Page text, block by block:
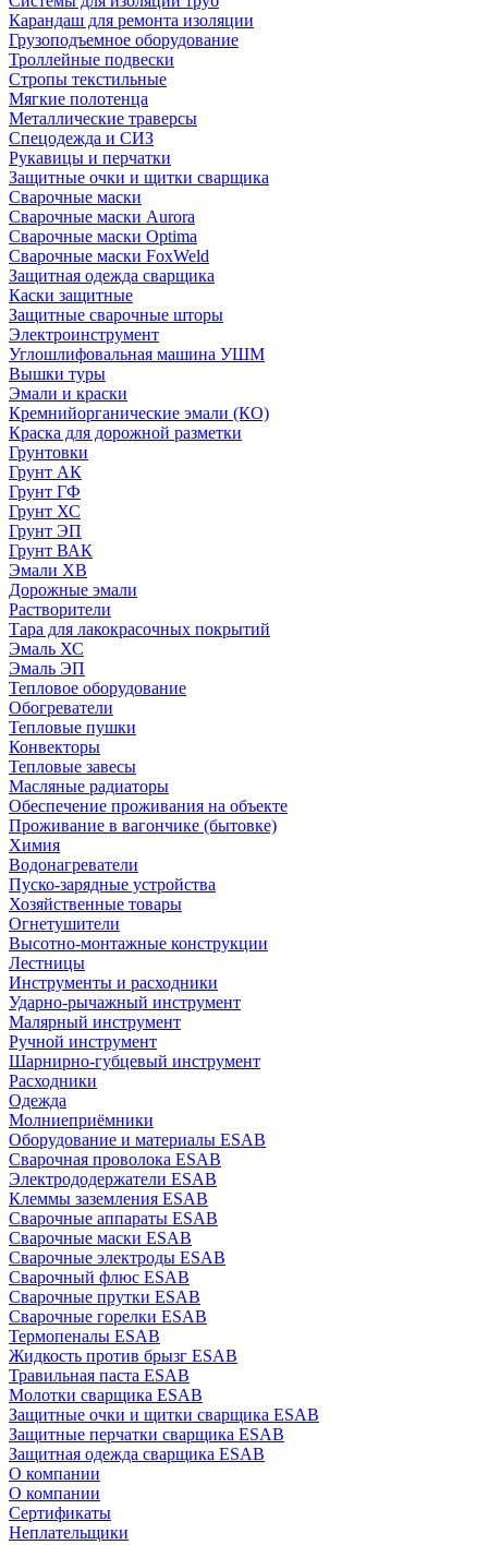
Карандаш для ремонта изоляции
Грузоподъемное оборудование
Троллейные подвески
Стропы текстильные
Мягкие полотенца
Металлические траверсы
Спецодежда и СИЗ
Рукавицы и перчатки
Защитные очки и щитки сварщика
Сварочные маски
Сварочные маски Aurora
Сварочные маски Optima
Сварочные маски FoxWeld
Защитная одежда сварщика
Каски защитные
Защитные сварочные шторы
Электроинструмент
Углошлифовальная машина УШМ
Вышки туры
Эмали и краски
Кремнийорганические эмали (КО)
Краска для дорожной разметки
Грунтовки
Грунт АК
Грунт ГФ
Грунт ХС
Грунт ЭП
Грунт ВАК
Эмали ХВ
Дорожные эмали
Растворители
Тара для лакокрасочных покрытий
Эмаль ХС
Эмаль ЭП
Тепловое оборудование
Обогреватели
Тепловые пушки
Конвекторы
Тепловые завесы
Масляные радиаторы
Обеспечение проживания на объекте
Проживание в вагончике (бытовке)
Химия
Водонагреватели
Пуско-зарядные устройства
Хозяйственные товары
Огнетушители
Высотно-монтажные конструкции
Лестницы
Инструменты и расходники
Ударно-рычажный инструмент
Малярный инструмент
Ручной инструмент
Шарнирно-губцевый инструмент
Расходники
Одежда
Молниеприёмники
Оборудование и материалы ESAB
Сварочная проволока ESAB
Электрододержатели ESAB
Клеммы заземления ESAB
Сварочные аппараты ESAB
Сварочные маски ESAB
Сварочные электроды ESAB
Сварочный флюс ESAB
Сварочные прутки ESAB
Сварочные горелки ESAB
Термопеналы ESAB
Жидкость против брызг ESAB
Травильная паста ESAB
Молотки сварщика ESAB
Защитные очки и щитки сварщика ESAB
Защитные перчатки сварщика ESAB
Защитная одежда сварщика ESAB
О компании
О компании
Сертификаты
Неплательщики